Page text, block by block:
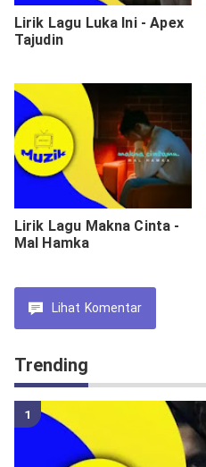
Lirik Lagu Luka Ini - Apex
Tajudin
Lirik Lagu Makna Cinta -
Mal Hamka
Lihat Komentar
Trending